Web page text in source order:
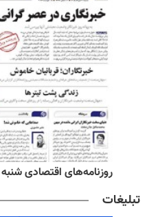
روزنامه‌های اقتصادی شنبه ۱۷ مرداد ۱۴۰۵
تبلیغات